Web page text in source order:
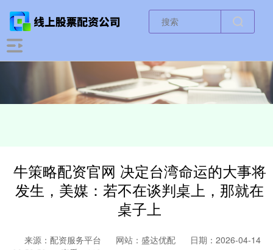
牛策略配资官网 决定台湾命运的大事将
发生，美媒：若不在谈判桌上，那就在
桌子上
来源：配资服务平台 网站：盛达优配
日期：2026-04-14